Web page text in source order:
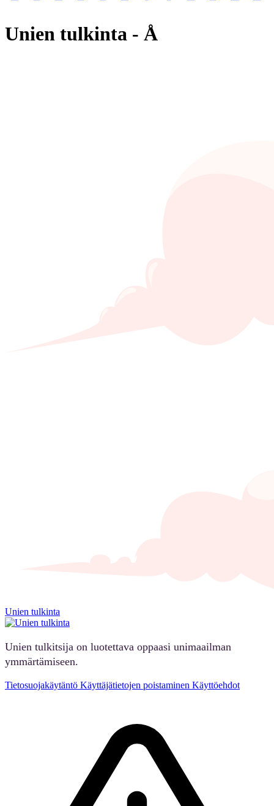
Unien tulkinta - Å
Unien tulkinta
Unien tulkitsija on luotettava oppaasi unimaailman
ymmärtämiseen.
Tietosuojakäytäntö Käyttäjätietojen poistaminen Käyttöehdot